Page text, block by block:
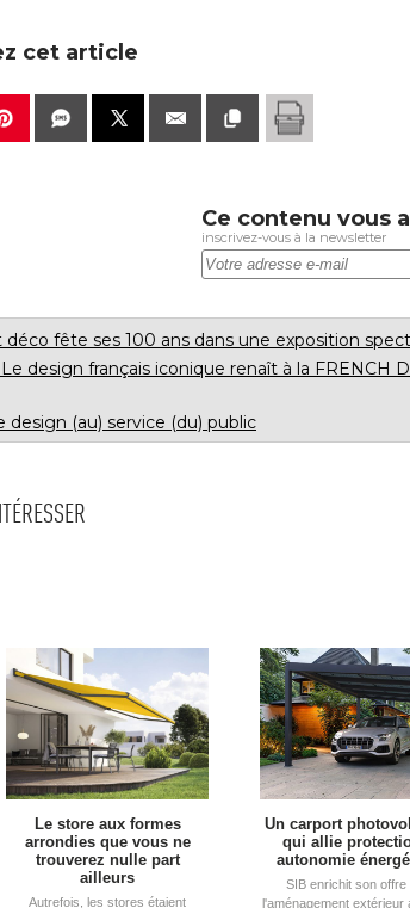
cet article
Ce contenu vous
inscrivez-vous à la newsletter
déco fête ses 100 ans dans une exposition
design français iconique renaît à la FRENCH
design (au) service (du) public
Le store aux formes
arrondies que vous ne
trouverez nulle part
ailleurs
Autrefois, les stores étaient
Un carport
qui allie
autonomie
SIB enrichit son offre
l'aménagement extérieur